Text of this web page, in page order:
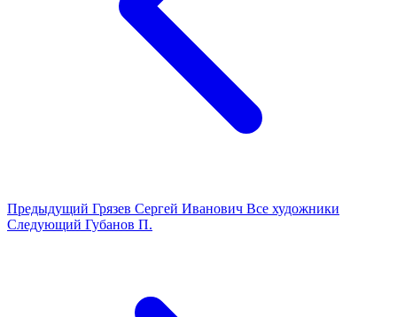
Предыдущий Грязев Сергей Иванович Все художники
Следующий Губанов П.